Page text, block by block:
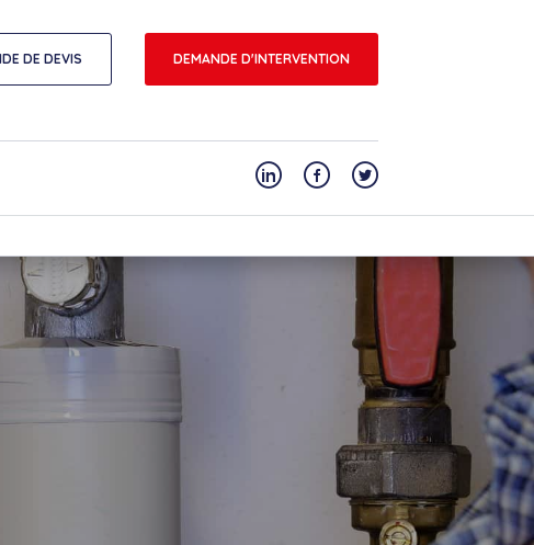
DE DEVIS DEMANDE D'INTERVENTION